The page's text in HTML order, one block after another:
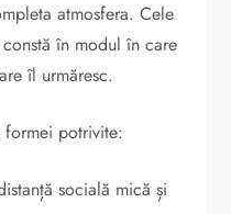
atmosfera. Cele
în modul în care
îl urmăresc.
formei potrivite:
socială mică și